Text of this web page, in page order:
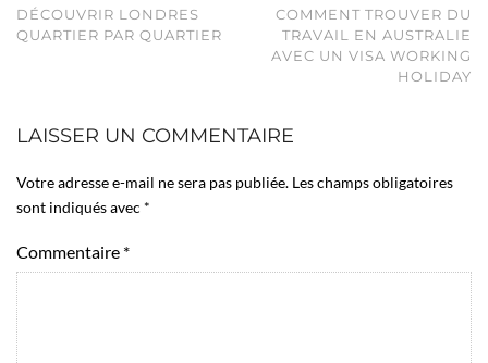
DÉCOUVRIR LONDRES
QUARTIER PAR QUARTIER
COMMENT TROUVER DU
TRAVAIL EN AUSTRALIE
AVEC UN VISA WORKING
HOLIDAY
LAISSER UN COMMENTAIRE
Votre adresse e-mail ne sera pas publiée. Les champs obligatoires
sont indiqués avec *
Commentaire *